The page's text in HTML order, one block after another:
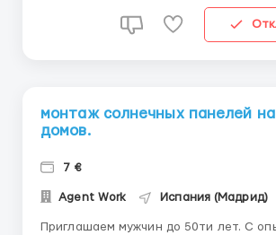
крон/час, если хорошо работаете со
монтаж солнечных панелей
домов.
7 €
Agent Work Испания (Мадрид)
Приглашаем мужчин до 50ти лет. С